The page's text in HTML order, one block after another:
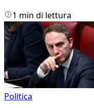
1 min di lettura
Politica